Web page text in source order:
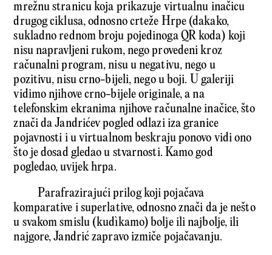
mrežnu stranicu koja prikazuje virtualnu inačicu
drugog ciklusa, odnosno crteže Hrpe (dakako,
sukladno rednom broju pojedinoga QR koda) koji
nisu napravljeni rukom, nego provedeni kroz
računalni program, nisu u negativu, nego u
pozitivu, nisu crno-bijeli, nego u boji. U galeriji
vidimo njihove crno-bijele originale, a na
telefonskim ekranima njihove računalne inačice, što
znači da Jandrićev pogled odlazi iza granice
pojavnosti i u virtualnom beskraju ponovo vidi ono
što je dosad gledao u stvarnosti. Kamo god
pogledao, uvijek hrpa.
Parafrazirajući prilog koji pojačava
komparative i superlative, odnosno znači da je nešto
u svakom smislu (kudìkamo) bolje ili najbolje, ili
najgore, Jandrić zapravo izmiče pojačavanju.